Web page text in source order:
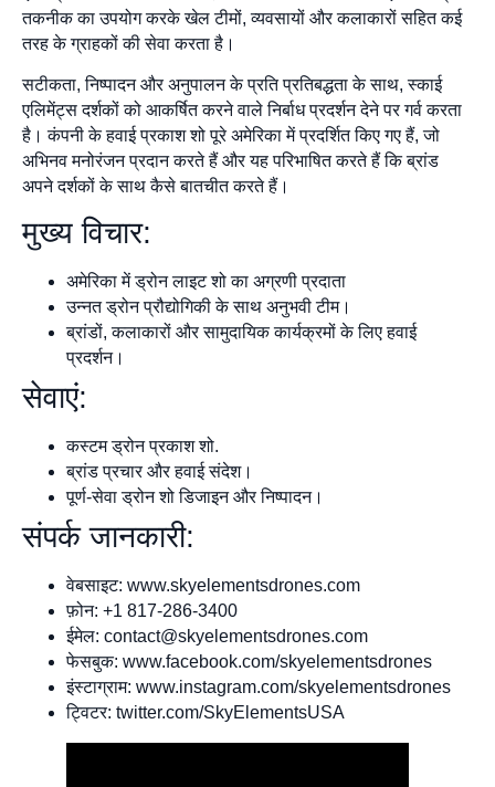
तकनीक का उपयोग करके खेल टीमों, व्यवसायों और कलाकारों सहित कई
तरह के ग्राहकों की सेवा करता है।
सटीकता, निष्पादन और अनुपालन के प्रति प्रतिबद्धता के साथ, स्काई
एलिमेंट्स दर्शकों को आकर्षित करने वाले निर्बाध प्रदर्शन देने पर गर्व करता
है। कंपनी के हवाई प्रकाश शो पूरे अमेरिका में प्रदर्शित किए गए हैं, जो
अभिनव मनोरंजन प्रदान करते हैं और यह परिभाषित करते हैं कि ब्रांड
अपने दर्शकों के साथ कैसे बातचीत करते हैं।
मुख्य विचार:
अमेरिका में ड्रोन लाइट शो का अग्रणी प्रदाता
उन्नत ड्रोन प्रौद्योगिकी के साथ अनुभवी टीम।
ब्रांडों, कलाकारों और सामुदायिक कार्यक्रमों के लिए हवाई
प्रदर्शन।
सेवाएं:
कस्टम ड्रोन प्रकाश शो.
ब्रांड प्रचार और हवाई संदेश।
पूर्ण-सेवा ड्रोन शो डिजाइन और निष्पादन।
संपर्क जानकारी:
वेबसाइट: www.skyelementsdrones.com
फ़ोन: +1 817-286-3400
ईमेल: contact@skyelementsdrones.com
फेसबुक: www.facebook.com/skyelementsdrones
इंस्टाग्राम: www.instagram.com/skyelementsdrones
ट्विटर: twitter.com/SkyElementsUSA